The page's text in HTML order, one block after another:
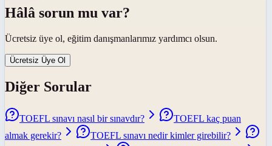
Hâlâ sorun mu var?
Ücretsiz üye ol, eğitim danışmanlarımız yardımcı olsun.
Ücretsiz Üye Ol
Diğer Sorular
TOEFL sınavı nasıl bir sınavdır?
TOEFL kaç puan
almak gerekir?
TOEFL sınavı nedir kimler girebilir?